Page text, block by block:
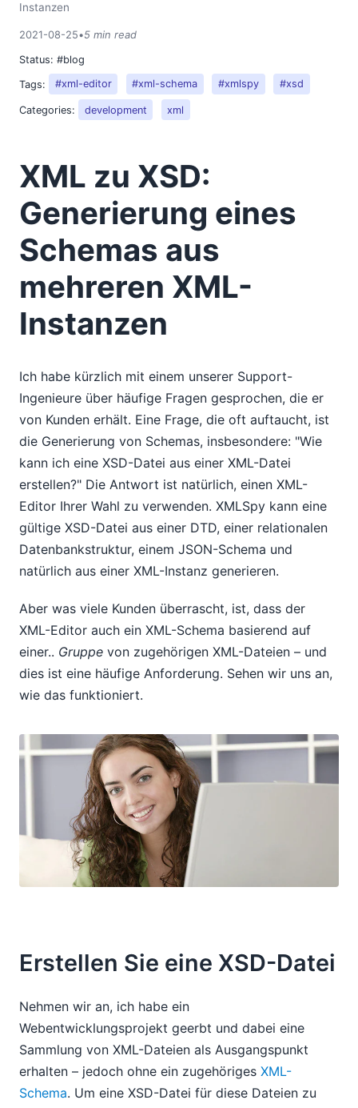
Instanzen
2021-08-25•5 min read
Status: #blog
Tags:
#xml-editor #xml-schema #xmlspy #xsd
Categories: development xml
XML zu XSD:
Generierung eines
Schemas aus
mehreren XML-
Instanzen
Ich habe kürzlich mit einem unserer Support-
Ingenieure über häufige Fragen gesprochen, die er
von Kunden erhält. Eine Frage, die oft auftaucht, ist
die Generierung von Schemas, insbesondere: "Wie
kann ich eine XSD-Datei aus einer XML-Datei
erstellen?" Die Antwort ist natürlich, einen XML-
Editor Ihrer Wahl zu verwenden. XMLSpy kann eine
gültige XSD-Datei aus einer DTD, einer relationalen
Datenbankstruktur, einem JSON-Schema und
natürlich aus einer XML-Instanz generieren.
Aber was viele Kunden überrascht, ist, dass der
XML-Editor auch ein XML-Schema basierend auf
einer.. Gruppe von zugehörigen XML-Dateien – und
dies ist eine häufige Anforderung. Sehen wir uns an,
wie das funktioniert.
Erstellen Sie eine XSD-Datei
Nehmen wir an, ich habe ein
Webentwicklungsprojekt geerbt und dabei eine
Sammlung von XML-Dateien als Ausgangspunkt
erhalten – jedoch ohne ein zugehöriges XML-
Schema. Um eine XSD-Datei für diese Dateien zu